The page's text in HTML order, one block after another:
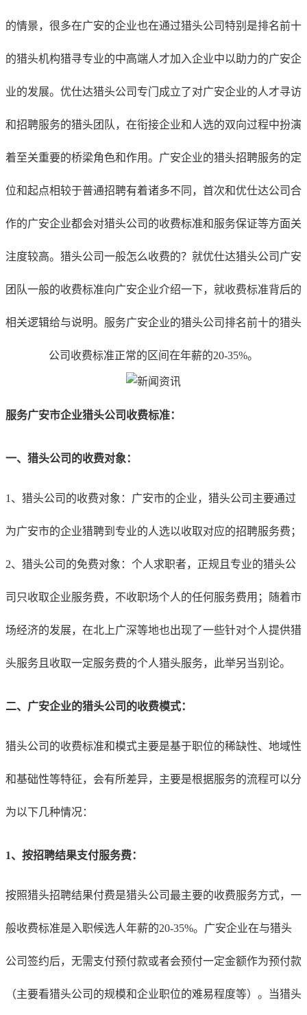
的情景，很多在广安的企业也在通过猎头公司特别是排名前十
的猎头机构猎寻专业的中高端人才加入企业中以助力的广安企
业的发展。优仕达猎头公司专门成立了对广安企业的人才寻访
和招聘服务的猎头团队，在衔接企业和人选的双向过程中扮演
着至关重要的桥梁角色和作用。 广安企业的猎头招聘服务的定
位和起点相较于普通招聘有着诸多不同，首次和优仕达公司合
作的广安企业都会对猎头公司的收费标准和服务保证等方面关
注度较高。猎头公司一般怎么收费的？就优仕达猎头公司 广安
团队一般的收费标准向广安企业介绍一下，就收费标准背后的
相关逻辑给与说明。服务广安企业的猎头公司排名前十的猎头
公司收费标准正常的区间在年薪的20-35%。
服务广安市企业猎头公司收费标准：
一、猎头公司的收费对象：
1、猎头公司的收费对象： 广安市的企业，猎头公司主要通过
为广安市的企业猎聘到专业的人选以收取对应的招聘服务费；
2、猎头公司的免费对象：个人求职者，正规且专业的猎头公
司只收取企业服务费，不收职场个人的任何服务费用；随着市
场经济的发展，在北上广深等地也出现了一些针对个人提供猎
头服务且收取一定服务费的个人猎头服务，此举另当别论。
二、 广安企业的猎头公司的收费模式：
猎头公司的收费标准和模式主要是基于职位的稀缺性、地域性
和基础性等特征，会有所差异，主要是根据服务的流程可以分
为以下几种情况：
1、 按招聘结果支付服务费：
按照猎头招聘结果付费是猎头公司最主要的收费服务方式，一
般收费标准是入职候选人年薪的20-35%。 广安企业在与猎头
公司签约后，无需支付预付款或者会预付一定金额作为预付款
（主要看猎头公司的规模和企业职位的难易程度等）。当猎头